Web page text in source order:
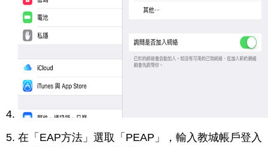
在「EAP方法」選取「PEAP」，輸入教城帳戶登入